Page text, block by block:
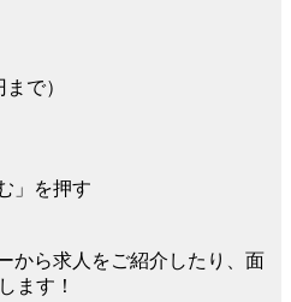
で）
」を押す
から求人をご紹介したり、面
ます！